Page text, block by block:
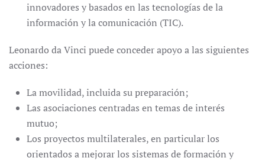
innovadores y basados en las tecnologías de la
información y la comunicación (TIC).
Leonardo da Vinci puede conceder apoyo a las siguientes
acciones:
La movilidad, incluida su preparación;
Las asociaciones centradas en temas de interés
mutuo;
Los proyectos multilaterales, en particular los
orientados a mejorar los sistemas de formación y